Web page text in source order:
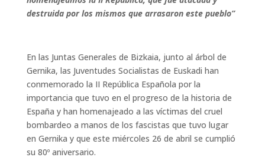
o
o
e
r
d
I
A
p
r
e
r
t
destruida por los mismos que arrasaron este pueblo”
En las Juntas Generales de Bizkaia, junto al árbol de
Gernika, las Juventudes Socialistas de Euskadi han
conmemorado la II República Española por la
importancia que tuvo en el progreso de la historia de
España y han homenajeado a las víctimas del cruel
bombardeo a manos de los fascistas que tuvo lugar
en Gernika y que este miércoles 26 de abril se cumplió
su 80º aniversario.